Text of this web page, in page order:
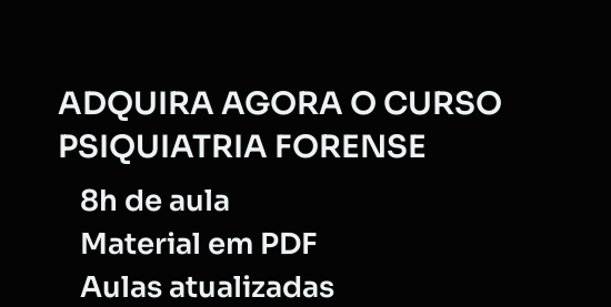
ADQUIRA AGORA O CURSO
PSIQUIATRIA FORENSE
8h de aula
Material em PDF
Aulas atualizadas